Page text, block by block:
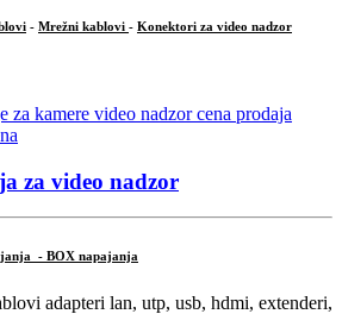
- Mrežni kablovi - Konektori za video nadzor
za video nadzor
- BOX napajanja